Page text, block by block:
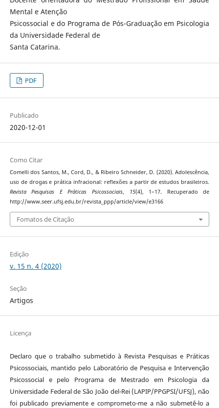
Mental e Atenção
Psicossocial e do Programa de Pós-Graduação em Psicologia
da Universidade Federal de
Santa Catarina.
PDF
Publicado
2020-12-01
Como Citar
Comelli dos Santos, M., Cord, D., & Ribeiro Schneider, D. (2020). Adolescência,
uso de drogas e prática infracional: reflexões a partir de estudos brasileiros.
Revista Pesquisas E Práticas Psicossociais, 15(4), 1–17. Recuperado de
http://www.seer.ufsj.edu.br/revista_ppp/article/view/e3166
Fomatos de Citação
Edição
v. 15 n. 4 (2020)
Seção
Artigos
Licença
Declaro que o trabalho submetido à Revista Pesquisas e Práticas
Psicossociais, mantido pelo Laboratório de Pesquisa e Intervenção
Psicossocial e pelo Programa de Mestrado em Psicologia da
Universidade Federal de São João del-Rei (LAPIP/PPGPSI/UFSJ), não
foi publicado previamente e comprometo-me a não submetê-lo a